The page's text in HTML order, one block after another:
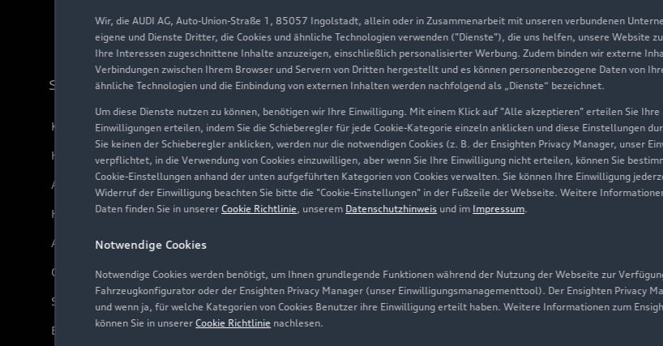
Wir, die AUDI AG, Auto-Union-Straße 1, 85057 Ingolstadt, allein oder in Zusammenarbeit mit unseren verbundenen
eigene und Dienste Dritter, die Cookies und ähnliche Technologien verwenden ("Dienste"), die uns helfen, unsere Website
Ihre Interessen zugeschnittene Inhalte anzuzeigen, einschließlich personalisierter Werbung. Zudem binden wir externe
Verbindungen zwischen Ihrem Browser und Servern von Dritten hergestellt und es können personenbezogene Daten von
ähnliche Technologien und die Einbindung von externen Inhalten werden nachfolgend als „Dienste“ bezeichnet.
Um diese Dienste nutzen zu können, benötigen wir Ihre Einwilligung. Mit einem Klick auf "Alle akzeptieren" erteilen Sie
Einwilligungen erteilen, indem Sie die Schieberegler für jede Cookie-Kategorie einzeln anklicken und diese Einstellungen
Sie keinen der Schieberegler anklicken, werden nur die notwendigen Cookies (z. B. der Ensighten Privacy Manager, unser
verpflichtet, in die Verwendung von Cookies einzuwilligen, aber wenn Sie Ihre Einwilligung nicht erteilen, können Sie
Cookie-Einstellungen anhand der unten aufgeführten Kategorien von Cookies verwalten. Sie können Ihre Einwilligung
Widerruf der Einwilligung beachten Sie bitte die "Cookie-Einstellungen" in der Fußzeile der Webseite. Weitere
Daten finden Sie in unsererCookie Richtlinie, unserem Datenschutzhinweis und im Impressum.
Notwendige Cookies
Notwendige Cookies werden benötigt, um Ihnen grundlegende Funktionen während der Nutzung der Webseite zur
Fahrzeugkonfigurator oder der Ensighten Privacy Manager (unser Einwilligungsmanagementtool). Der Ensighten Privacy
und wenn ja, für welche Kategorien von Cookies Benutzer ihre Einwilligung erteilt haben. Weitere Informationen zum
können Sie in unsererCookie Richtlinie nachlesen.
Geschäftskunden
Support
Kundenservice
Händlersuche
Audi Code
Häufige Fragen (FAQ)
Audi Online Beratung
Online-Terminvereinbarung
Servicekontakt
Bordbuch & Bedienungsanleitungen
Über Audi
Unternehmen
Karriere
Investor Relations
Presse & Media Center
Audi erleben
Newsletter